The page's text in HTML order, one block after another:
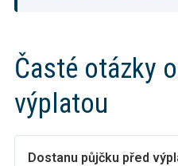
Časté otázky
výplatou
Dostanu půjčku před